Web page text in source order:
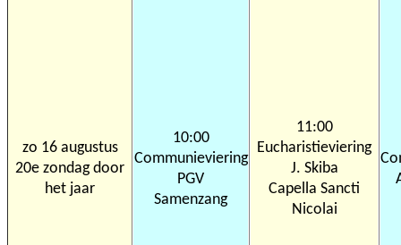
zo 16 augustus
20e zondag door
het jaar
10:00
Communieviering
PGV
Samenzang
11:00
Eucharistieviering
J. Skiba
Capella Sancti
Nicolai